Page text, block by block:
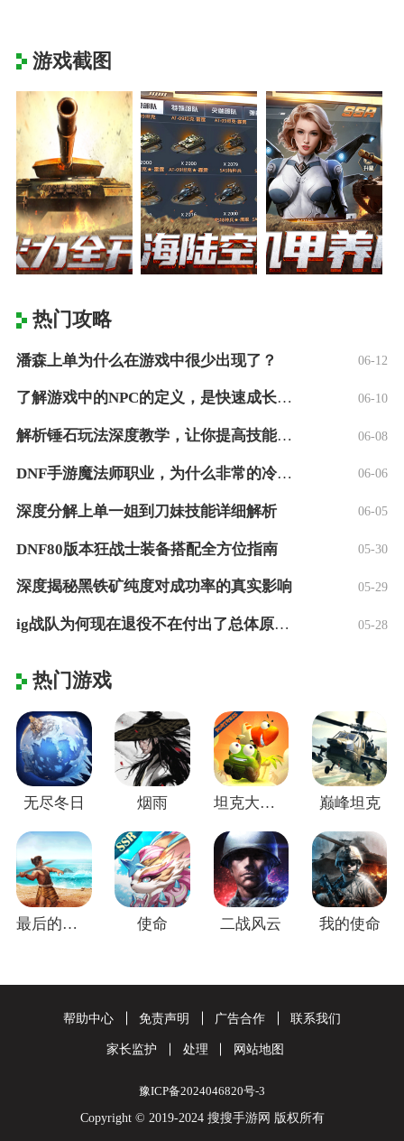
游戏截图
热门攻略
潘森上单为什么在游戏中很少出现了？ 06-12
了解游戏中的NPC的定义，是快速成长的快 06-10
解析锤石玩法深度教学，让你提高技能命中率 06-08
DNF手游魔法师职业，为什么非常的冷门？ 06-06
深度分解上单一姐到刀妹技能详细解析 06-05
DNF80版本狂战士装备搭配全方位指南 05-30
深度揭秘黑铁矿纯度对成功率的真实影响 05-29
ig战队为何现在退役不在付出了总体原因是 05-28
热门游戏
无尽冬日 烟雨 坦克大决战 巅峰坦克
最后的原始人 使命 二战风云 我的使命
帮助中心 免责声明 广告合作 联系我们
家长监护 处理 网站地图
豫ICP备2024046820号-3
Copyright © 2019-2024 搜搜手游网 版权所有